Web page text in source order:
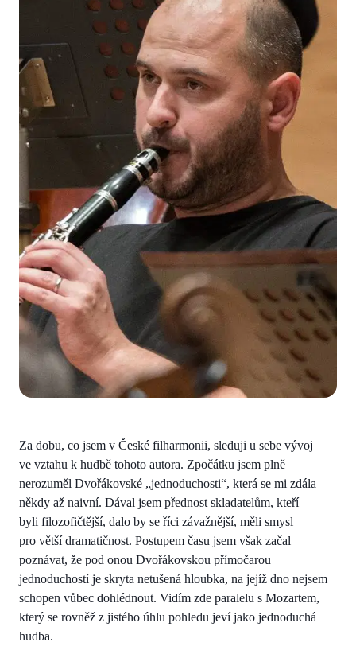
Za dobu, co jsem v České filharmonii, sleduji u sebe vývoj
ve vztahu k hudbě tohoto autora. Zpočátku jsem plně
nerozuměl Dvořákovské „jednoduchosti“, která se mi zdála
někdy až naivní. Dával jsem přednost skladatelům, kteří
byli filozofičtější, dalo by se říci závažnější, měli smysl
pro větší dramatičnost. Postupem času jsem však začal
poznávat, že pod onou Dvořákovskou přímočarou
jednoduchostí je skryta netušená hloubka, na jejíž dno nejsem
schopen vůbec dohlédnout. Vidím zde paralelu s Mozartem,
který se rovněž z jistého úhlu pohledu jeví jako jednoduchá
hudba.